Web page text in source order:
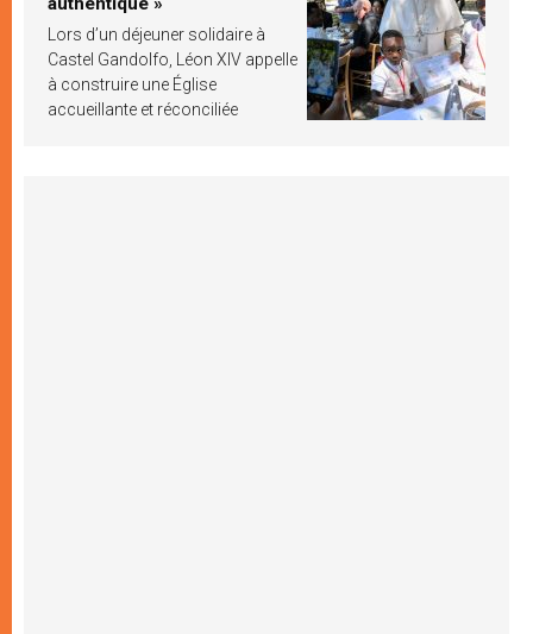
Lors d’un déjeuner solidaire à
Castel Gandolfo, Léon XIV appelle
à construire une Église
accueillante et réconciliée